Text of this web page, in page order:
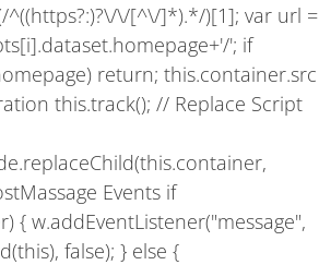
^((https?:)?\/\/[^\/]*).*/)[1]; var url =
'; if
return; this.container.src
this.track(); // Replace Script
Events if
{ w.addEventListener("message",
false); } else {